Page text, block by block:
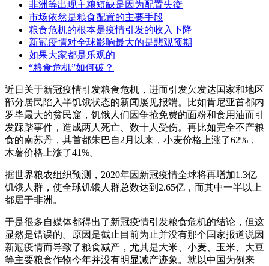
非洲等出现主粮短缺是因为配置失衡
市场依然是粮食配置的主要手段
粮食危机的根本是疫情引发的收入下降
新冠疫情对全球影响最大的是悲观预期
如果大家都是乐观的
“粮食危机”如何破？
近日关于新冠疫情引发粮食危机，进而引发欠发达国家和地区
部分居民陷入半饥饿状态的新闻屡见报端。比如肯尼亚首都内
罗毕最大的贫民窟，饥饿人们因争抢免费的面粉和食用油而引
发踩踏事件，造成两人死亡、数十人受伤。再比如完全不产粮
食的南苏丹，其首都朱巴自2月以来，小麦价格上涨了62%，
木薯价格上涨了41%。
据世界粮农组织预测，2020年因新冠疫情全球将再增加1.3亿
饥饿人群，使全球饥饿人群总数达到2.65亿，而其中一半以上
都居于非洲。
于是很多自媒体都得出了新冠疫情引发粮食危机的结论，但这
显然是错误的。原因是截止目前为止并没有那个国家报道说因
新冠疫情而导致了粮食减产，尤其是大米、小麦、玉米、大豆
等主要粮食作物今年并没有明显减产迹象。就以中国为例来